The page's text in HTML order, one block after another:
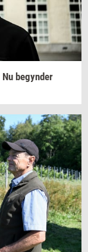
Nu be­gyn­der